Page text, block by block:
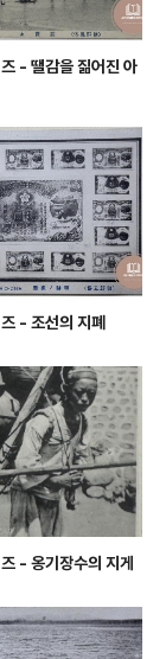
- 땔감을 짊어진 아
- 조선의 지폐
- 옹기장수의 지게